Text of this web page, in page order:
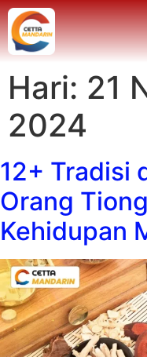
Hari: 21
2024
12+ Tradisi
Orang
Kehidupan